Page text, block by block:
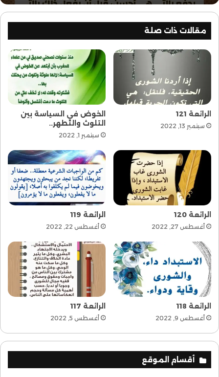
مقالات ذات صلة
الرائعة 121
سبتمبر 13, 2022
الخوض في السياسة بين
التلوث والتطهر..
سبتمبر 1, 2022
الرائعة 120
أغسطس 27, 2022
الرائعة 119
أغسطس 22, 2022
الرائعة 118
أغسطس 9, 2022
الرائعة 117
أغسطس 5, 2022
أقسام الموقع